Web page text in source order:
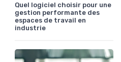
Quel logiciel choisir pour une
gestion performante des
espaces de travail en
industrie